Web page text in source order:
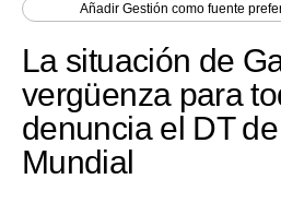
Economía
Mercados
Perú
AñadirGestión como fuente
La situación de
vergüenza para
denuncia el DT
Mundial